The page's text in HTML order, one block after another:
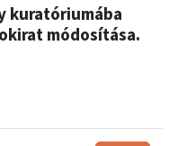
kuratóriumába
módosítása.